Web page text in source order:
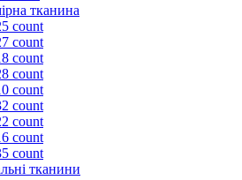
тканина
count
count
count
count
count
count
count
count
count
тканини